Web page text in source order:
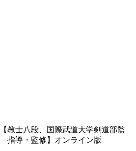
教士八段、国際武道大学剣道部監
導・監修】オンライン版